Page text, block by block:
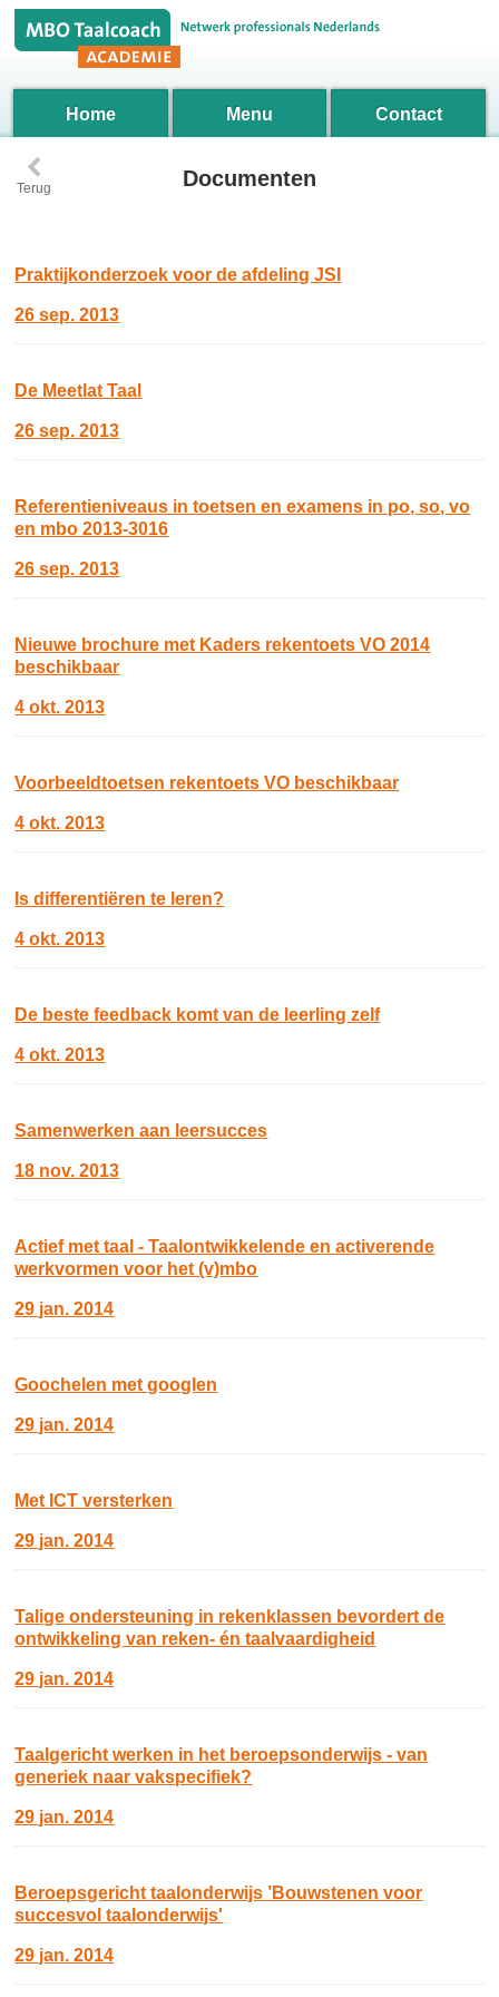
Home Menu Contact
‹
Terug Documenten
Praktijkonderzoek voor de afdeling JSI
26 sep. 2013
De Meetlat Taal
26 sep. 2013
Referentieniveaus in toetsen en examens in po, so, vo
en mbo 2013-3016
26 sep. 2013
Nieuwe brochure met Kaders rekentoets VO 2014
beschikbaar
4 okt. 2013
Voorbeeldtoetsen rekentoets VO beschikbaar
4 okt. 2013
Is differentiëren te leren?
4 okt. 2013
De beste feedback komt van de leerling zelf
4 okt. 2013
Samenwerken aan leersucces
18 nov. 2013
Actief met taal - Taalontwikkelende en activerende
werkvormen voor het (v)mbo
29 jan. 2014
Goochelen met googlen
29 jan. 2014
Met ICT versterken
29 jan. 2014
Talige ondersteuning in rekenklassen bevordert de
ontwikkeling van reken- én taalvaardigheid
29 jan. 2014
Taalgericht werken in het beroepsonderwijs - van
generiek naar vakspecifiek?
29 jan. 2014
Beroepsgericht taalonderwijs ’Bouwstenen voor
succesvol taalonderwijs'
29 jan. 2014